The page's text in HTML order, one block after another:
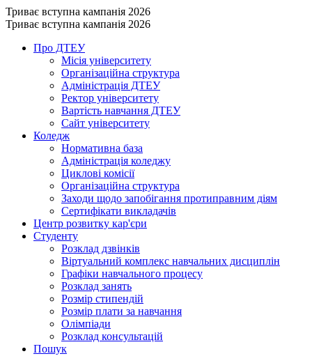
Триває вступна кампанія 2026
Триває вступна кампанія 2026
Про ДТЕУ
Місія університету
Організаційна структура
Адміністрація ДТЕУ
Ректор університету
Вартість навчання ДТЕУ
Сайт університету
Коледж
Нормативна база
Адміністрація коледжу
Циклові комісії
Організаційна структура
Заходи щодо запобігання протиправним діям
Сертифікати викладачів
Центр розвитку кар'єри
Студенту
Розклад дзвінків
Віртуальний комплекс навчальних дисциплін
Графіки навчального процесу
Розклад занять
Розмір стипендій
Розмір плати за навчання
Олімпіади
Розклад консультацій
Пошук